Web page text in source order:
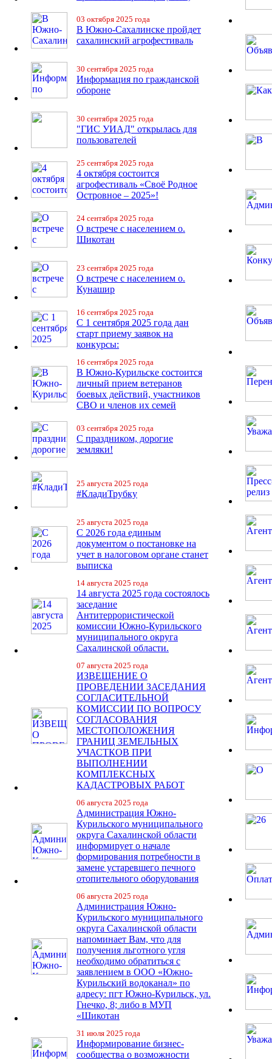
03 октября 2025 года
В Южно-Сахалинске пройдет
сахалинский агрофестиваль
30 сентября 2025 года
Информация по гражданской
обороне
30 сентября 2025 года
"ГИС УИАД" открылась для
пользователей
25 сентября 2025 года
4 октября состоится
агрофестиваль «Своё Родное
Островное – 2025»!
24 сентября 2025 года
О встрече с населением о.
Шикотан
23 сентября 2025 года
О встрече с населением о.
Кунашир
16 сентября 2025 года
С 1 сентября 2025 года дан
старт приему заявок на
конкурсы:
16 сентября 2025 года
В Южно-Курильске состоится
личный прием ветеранов
боевых действий, участников
СВО и членов их семей
03 сентября 2025 года
С праздником, дорогие
земляки!
25 августа 2025 года
#КладиТрубку
25 августа 2025 года
С 2026 года единым
документом о постановке на
учет в налоговом органе станет
выписка
14 августа 2025 года
14 августа 2025 года состоялось
заседание
Антитеррористической
комиссии Южно-Курильского
муниципального округа
Сахалинской области.
07 августа 2025 года
ИЗВЕЩЕНИЕ О
ПРОВЕДЕНИИ ЗАСЕДАНИЯ
СОГЛАСИТЕЛЬНОЙ
КОМИССИИ ПО ВОПРОСУ
СОГЛАСОВАНИЯ
МЕСТОПОЛОЖЕНИЯ
ГРАНИЦ ЗЕМЕЛЬНЫХ
УЧАСТКОВ ПРИ
ВЫПОЛНЕНИИ
КОМПЛЕКСНЫХ
КАДАСТРОВЫХ РАБОТ
06 августа 2025 года
Администрация Южно-
Курильского муниципального
округа Сахалинской области
информирует о начале
формирования потребности в
замене устаревшего печного
отопительного оборудования
06 августа 2025 года
Администрация Южно-
Курильского муниципального
округа Сахалинской области
напоминает Вам, что для
получения льготного угля
необходимо обратиться с
заявлением в ООО «Южно-
Курильский водоканал» по
адресу: пгт Южно-Курильск, ул.
Гнечко, 8; либо в МУП
«Шикотан
31 июля 2025 года
Информирование бизнес-
сообщества о возможности